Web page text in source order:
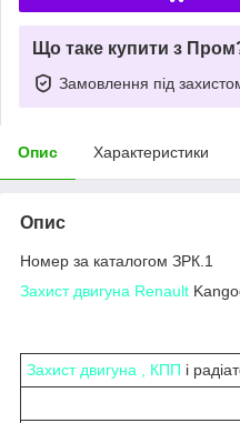
Що таке купити з
Замовлення під
Опис Характеристики
Опис
Номер за каталогом ЗРК.1
Захист двигуна Renault
Захист двигуна , КПП і